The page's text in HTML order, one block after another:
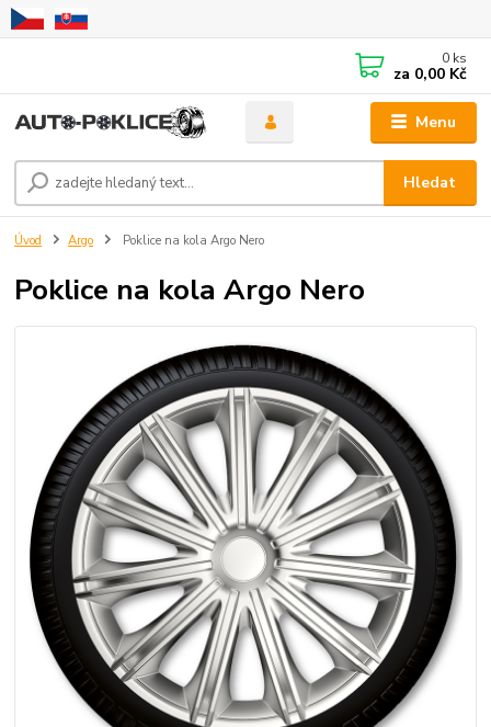
Menu
Hledat
0 ks
za 0,00 Kč
Úvod Argo Poklice na kola Argo Nero
Poklice na kola Argo Nero